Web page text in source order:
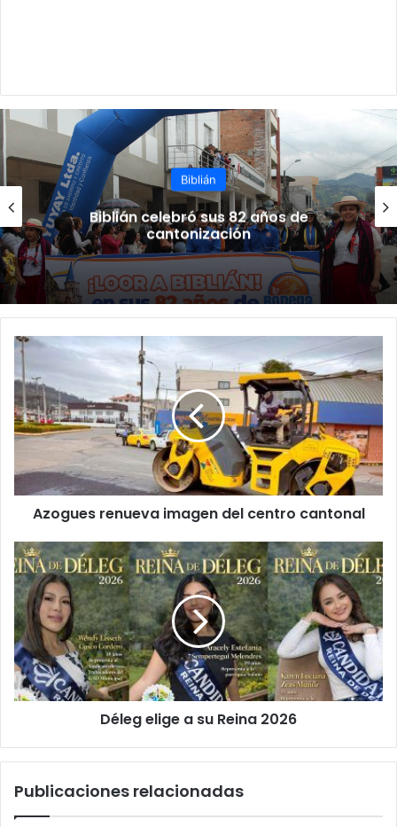
Biblián
Biblián celebró sus 82 años de
cantonización
Azogues renueva imagen del centro cantonal
Déleg elige a su Reina 2026
Publicaciones relacionadas